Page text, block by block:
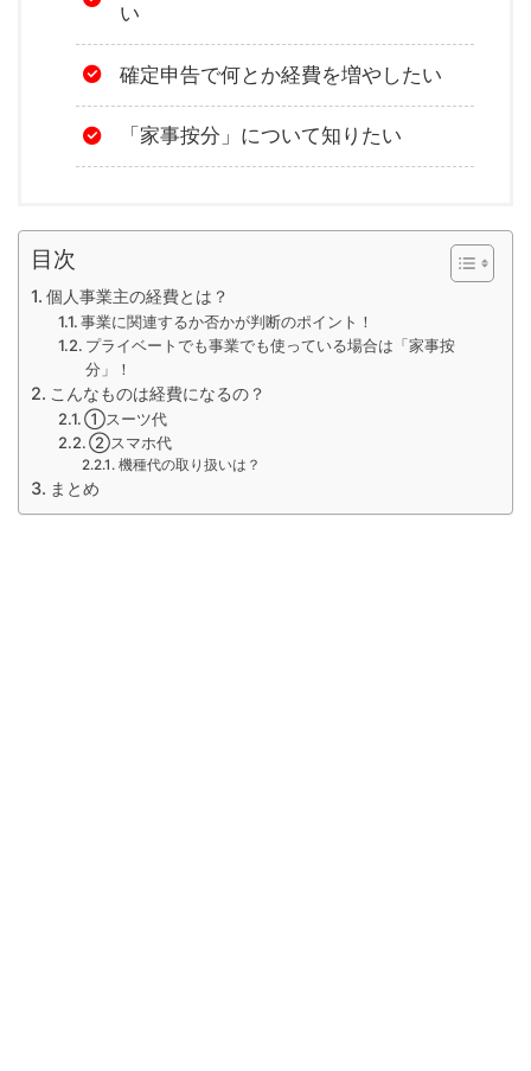
い
確定申告で何とか経費を増やしたい
「家事按分」について知りたい
目次
個人事業主の経費とは？
事業に関連するか否かが判断のポイント！
プライベートでも事業でも使っている場合は「家事按
分」！
こんなものは経費になるの？
①スーツ代
②スマホ代
機種代の取り扱いは？
まとめ